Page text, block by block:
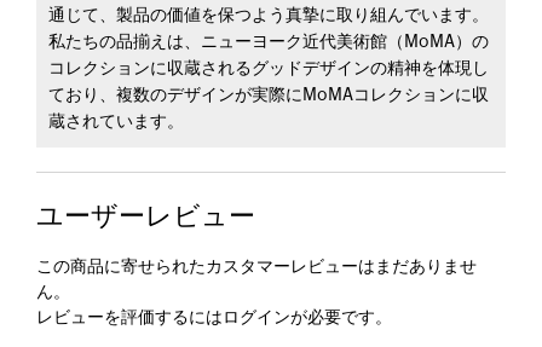
通じて、製品の価値を保つよう真摯に取り組んでいます。
私たちの品揃えは、ニューヨーク近代美術館（MoMA）の
コレクションに収蔵されるグッドデザインの精神を体現し
ており、複数のデザインが実際にMoMAコレクションに収
蔵されています。
ユーザーレビュー
この商品に寄せられたカスタマーレビューはまだありませ
ん。
レビューを評価するには ログインが必要です。